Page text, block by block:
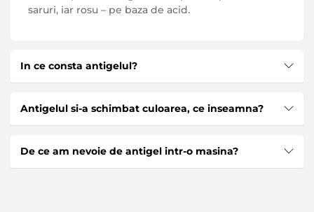
saruri, iar rosu – pe baza de acid.
In ce consta antigelul?
Etilen glicol si propilen glicol
Glicerina
Aditivi
Antigelul si-a schimbat culoarea, ce inseamna?
din masina si-a schimbat culoarea intr-o nuanta
maro sau intunecata, aceasta indica scara si rugina
De ce am nevoie de antigel intr-o masina?